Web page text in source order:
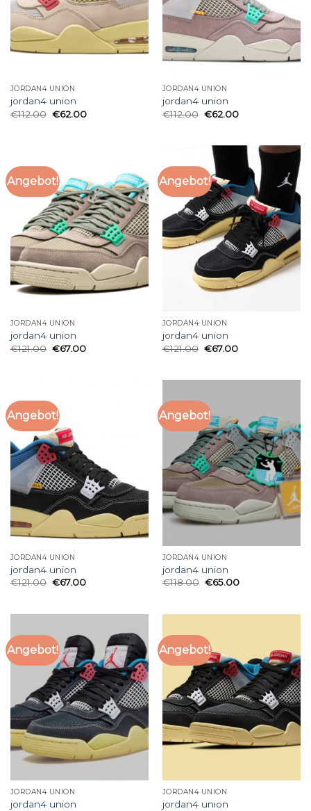
JORDAN4 UNION
jordan4 union
€112.00 €62.00
JORDAN4 UNION
jordan4 union
€112.00 €62.00
Angebot!
JORDAN4 UNION
jordan4 union
€121.00 €67.00
Angebot!
JORDAN4 UNION
jordan4 union
€121.00 €67.00
Angebot!
JORDAN4 UNION
jordan4 union
€121.00 €67.00
Angebot!
JORDAN4 UNION
jordan4 union
€118.00 €65.00
Angebot!
JORDAN4 UNION
jordan4 union
Angebot!
JORDAN4 UNION
jordan4 union